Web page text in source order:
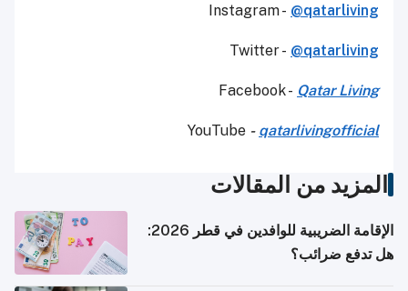
Instagram - @qatarliving
Twitter - @qatarliving
Facebook - Qatar Living
YouTube - qatarlivingofficial
المزيد من المقالات
الإقامة الضريبية للوافدين في قطر 2026:
هل تدفع ضرائب؟